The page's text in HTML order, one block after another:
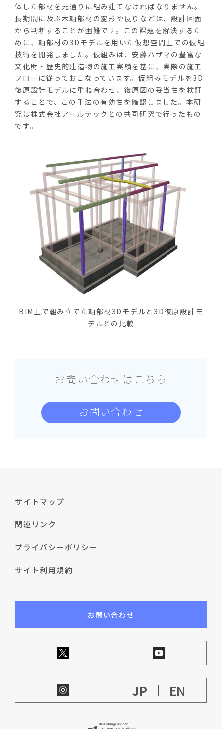
体した部材を元通りに組み建てなければなりません。
長期間に及ぶ木軸部材の変形や反りなどは、設計図面
から判断することが困難です。この課題を解決するた
めに、軸部材の3Dモデルを用いた仮想空間上での仮組
技術を開発しました。仮組みは、安藤ハザマの豊富な
文化財・歴史的建造物の施工実績を基に、実際の施工
フローに従っておこなっています。仮組みモデルを3D
復原設計モデルに重ね合わせ、復原図の妥当性を検証
することで、この手法の有効性を確認しました。本研
究は株式会社アールテックとの共同研究で行ったもの
です。
BIM上で組み立てた軸部材3Dモデルと3D復原設計モ
デルとの比較
お問い合わせはこちら
お問い合わせ
サイトマップ
関連リンク
プライバシーポリシー
サイト利用規約
お問い合わせ
JP EN